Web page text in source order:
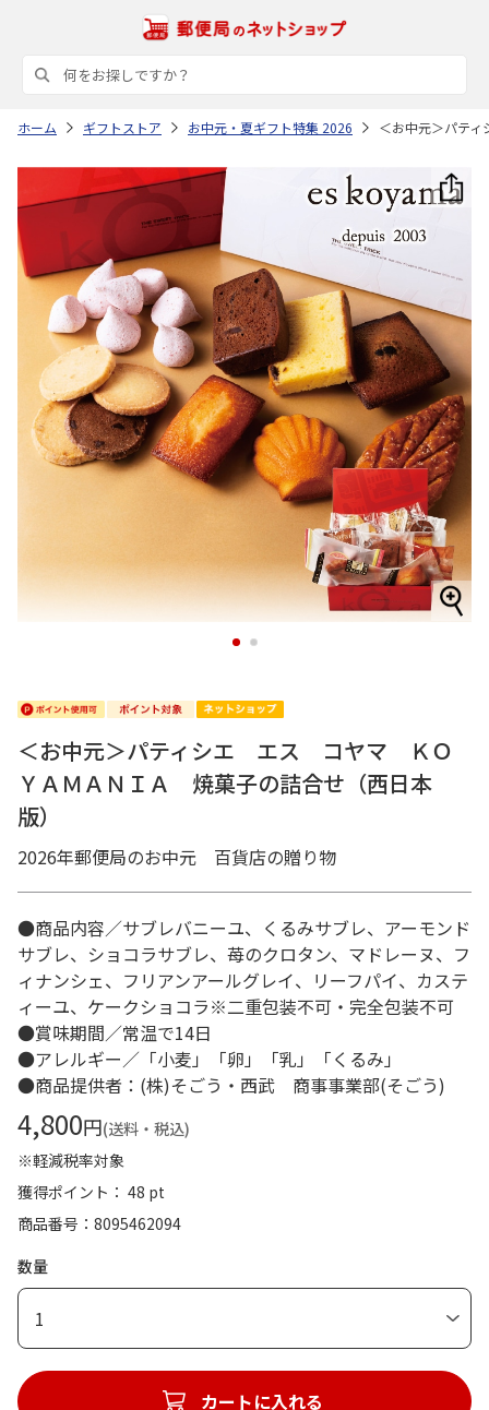
ホーム ギフトストア お中元・夏ギフト特集 2026 ＜お中元＞パテ
1 2
＜お中元＞パティシエ エス コヤマ ＫＯ
ＹＡＭＡＮＩＡ 焼菓子の詰合せ（西日本
版）
2026年郵便局のお中元 百貨店の贈り物
●商品内容／サブレバニーユ、くるみサブレ、アーモンド
サブレ、ショコラサブレ、苺のクロタン、マドレーヌ、フ
ィナンシェ、フリアンアールグレイ、リーフパイ、カステ
ィーユ、ケークショコラ※二重包装不可・完全包装不可
●賞味期間／常温で14日
●アレルギー／「小麦」「卵」「乳」「くるみ」
●商品提供者：(株)そごう・西武 商事事業部(そごう)
4,800円(送料・税込)
※軽減税率対象
獲得ポイント： 48 pt
商品番号
8095462094
数量
1
カートに入れる